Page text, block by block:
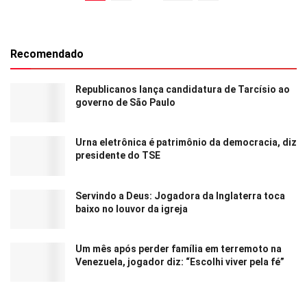
Recomendado
Republicanos lança candidatura de Tarcísio ao
governo de São Paulo
Urna eletrônica é patrimônio da democracia, diz
presidente do TSE
Servindo a Deus: Jogadora da Inglaterra toca
baixo no louvor da igreja
Um mês após perder família em terremoto na
Venezuela, jogador diz: “Escolhi viver pela fé”